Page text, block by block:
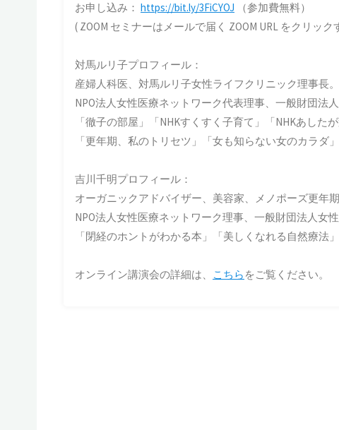
お申し込み： https://bit.ly/3FiCYOJ （参加費無料）
( ZOOM セミナーはメールで届く ZOOM URL をクリッ
対馬ルリ子プロフィール：
産婦人科医、対馬ルリ子女性ライフクリニック理事長。
NPO法人女性医療ネットワーク代表理事、一般財団法
「徹子の部屋」「NHKすくすく子育て」「NHKあした
「更年期、私のトリセツ」「女も知らない女のカラダ
吉川千明プロフィール：
オーガニックアドバイザー、美容家、メノポーズ更年期
NPO法人女性医療ネットワーク理事、一般財団法人女性
「閉経のホントがわかる本」「美しくなれる自然療法
オンライン講演会の詳細は、 こちら をご覧ください。